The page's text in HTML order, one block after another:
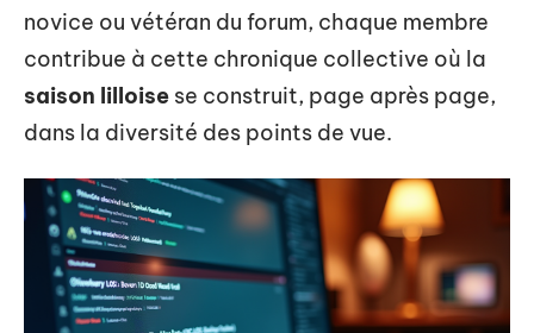
novice ou vétéran du forum, chaque membre
contribue à cette chronique collective où la
saison lilloise se construit, page après page,
dans la diversité des points de vue.